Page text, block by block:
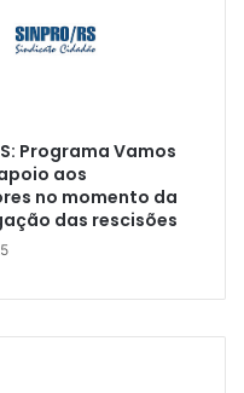
Programa Vamos
aos
no momento da
das rescisões